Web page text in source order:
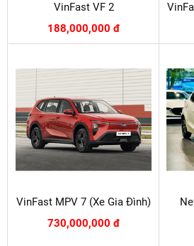
VinFast VF 2
188,000,000 đ
VinFast MPV 7 (Xe Gia Đình)
730,000,000 đ